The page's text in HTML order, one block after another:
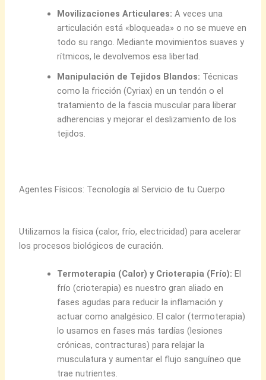
Movilizaciones Articulares: A veces una
articulación está «bloqueada» o no se mueve en
todo su rango. Mediante movimientos suaves y
rítmicos, le devolvemos esa libertad.
Manipulación de Tejidos Blandos: Técnicas
como la fricción (Cyriax) en un tendón o el
tratamiento de la fascia muscular para liberar
adherencias y mejorar el deslizamiento de los
tejidos.
Agentes Físicos: Tecnología al Servicio de tu Cuerpo
Utilizamos la física (calor, frío, electricidad) para acelerar
los procesos biológicos de curación.
Termoterapia (Calor) y Crioterapia (Frío): El
frío (crioterapia) es nuestro gran aliado en
fases agudas para reducir la inflamación y
actuar como analgésico. El calor (termoterapia)
lo usamos en fases más tardías (lesiones
crónicas, contracturas) para relajar la
musculatura y aumentar el flujo sanguíneo que
trae nutrientes.